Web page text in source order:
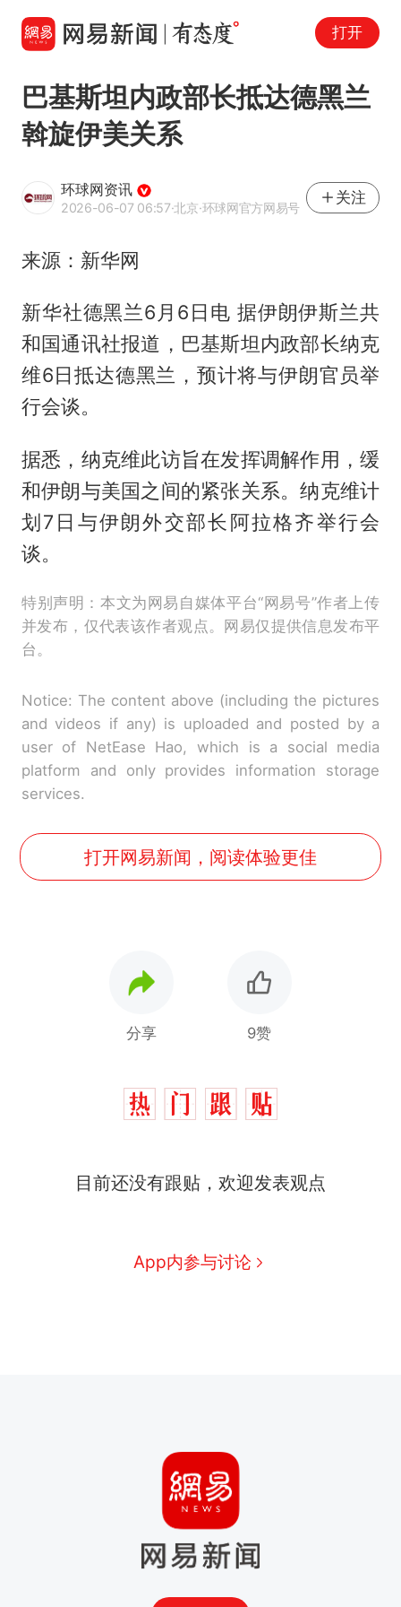
打开
巴基斯坦内政部长抵达德黑兰
斡旋伊美关系
环球网资讯
2026-06-07 06:57·北京·环球网官方网易号
关注
来源：新华网
新华社德黑兰6月6日电 据伊朗伊斯兰共
和国通讯社报道，巴基斯坦内政部长纳克
维6日抵达德黑兰，预计将与伊朗官员举
行会谈。
据悉，纳克维此访旨在发挥调解作用，缓
和伊朗与美国之间的紧张关系。纳克维计
划7日与伊朗外交部长阿拉格齐举行会
谈。
特别声明：本文为网易自媒体平台“网易号”作者上传
并发布，仅代表该作者观点。网易仅提供信息发布平
台。
Notice: The content above (including the pictures
and videos if any) is uploaded and posted by a
user of NetEase Hao, which is a social media
platform and only provides information storage
services.
打开网易新闻，阅读体验更佳
分享 9赞
目前还没有跟贴，欢迎发表观点
App内参与讨论